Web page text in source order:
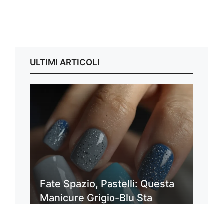
ULTIMI ARTICOLI
Fate Spazio, Pastelli: Questa
Manicure Grigio-Blu Sta